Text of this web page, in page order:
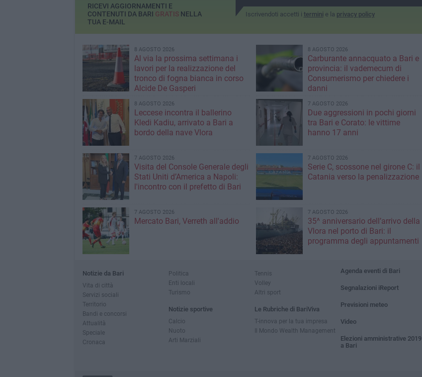
Iscrivendoti accetti i termini e la privacy policy
RICEVI AGGIORNAMENTI E
CONTENUTI DA BARI GRATISNELLA
TUA E-MAIL
8 AGOSTO 2026
Al via la prossima settimana i
lavori per la realizzazione del
tronco di fogna bianca in corso
Alcide De Gasperi
8 AGOSTO 2026
Carburante annacquato a Bari e
provincia: il vademecum di
Consumerismo per chiedere i
danni
8 AGOSTO 2026
Leccese incontra il ballerino
Kledi Kadiu, arrivato a Bari a
bordo della nave Vlora
7 AGOSTO 2026
Due aggressioni in pochi giorni
tra Bari e Corato: le vittime
hanno 17 anni
7 AGOSTO 2026
Visita del Console Generale degli
Stati Uniti d’America a Napoli:
l'incontro con il prefetto di Bari
7 AGOSTO 2026
Serie C, scossone nel girone C: il
Catania verso la penalizzazione
7 AGOSTO 2026
Mercato Bari, Verreth all'addio
7 AGOSTO 2026
35^ anniversario dell’arrivo della
Vlora nel porto di Bari: il
programma degli appuntamenti
Notizie da Bari
Vita di città
Servizi sociali
Territorio
Bandi e concorsi
Attualità
Speciale
Cronaca
Politica
Enti locali
Turismo
Notizie sportive
Calcio
Nuoto
Arti Marziali
Tennis
Volley
Altri sport
Le Rubriche di BariViva
T-innova per la tua impresa
Il Mondo Wealth Management
Agenda eventi di Bari
Segnalazioni iReport
Previsioni meteo
Video
Elezioni amministrative 2019
a Bari